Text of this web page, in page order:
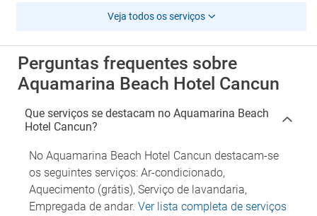
Veja todos os serviços
Perguntas frequentes sobre
Aquamarina Beach Hotel Cancun
Que serviços se destacam no Aquamarina Beach
Hotel Cancun?
No Aquamarina Beach Hotel Cancun destacam-se
os seguintes serviços: Ar-condicionado,
Aquecimento (grátis), Serviço de lavandaria,
Empregada de andar. Ver lista completa de serviços